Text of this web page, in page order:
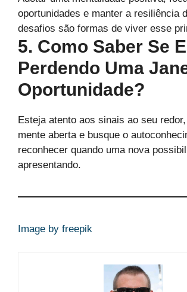
oportunidades e manter a resiliência
desafios são formas de viver esse
5. Como Saber Se
Perdendo Uma
Oportunidade?
Esteja atento aos sinais ao seu
mente aberta e busque o
reconhecer quando uma nova
apresentando.
Image by freepik